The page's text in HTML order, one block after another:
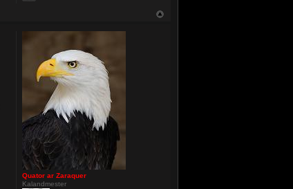
Quator ar Zaraquer
Kalandmester